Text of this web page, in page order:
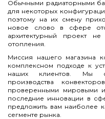
Обычными радиаторными
для некоторых
поэтому на их смену
новое слово в сфере
архитектурный проект
отопления.
Миссия нашего магазина
комплексном подходе к
наших клиентов. Мы
производства
проверенными мировыми
последние инновации в
предложить вам наиболее
сегменте рынка.